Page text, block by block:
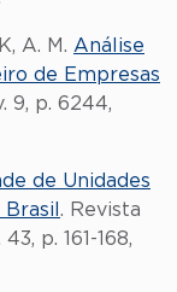
A. M. Análise
de Empresas
9, p. 6244,
de Unidades
. Revista
p. 161-168,